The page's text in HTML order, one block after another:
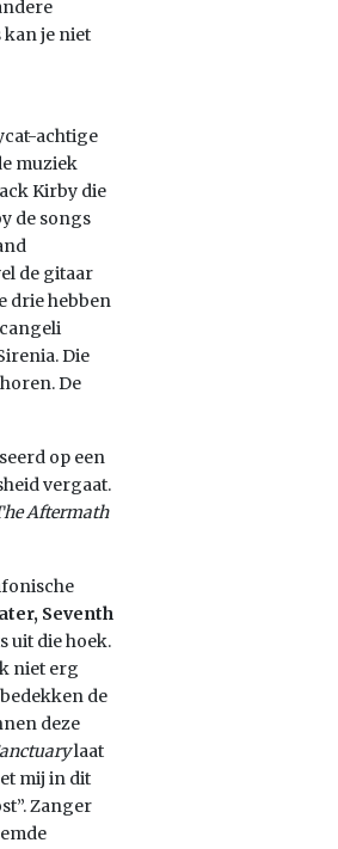
kan je niet
achtige
muziek
Kirby die
de songs
de gitaar
drie hebben
Die
De
op een
vergaat.
Aftermath
Seventh
uit die hoek.
niet erg
de
deze
laat
mij in dit
Zanger